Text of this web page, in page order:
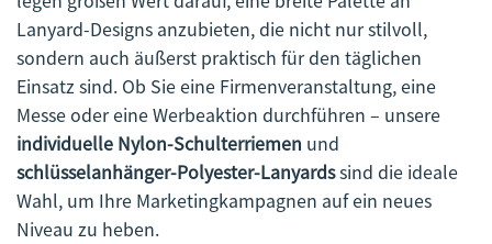
Lanyard-Designs anzubieten, die nicht nur stilvoll,
sondern auch äußerst praktisch für den täglichen
Einsatz sind. Ob Sie eine Firmenveranstaltung, eine
Messe oder eine Werbeaktion durchführen – unsere
individuelle Nylon-Schulterriemen und
schlüsselanhänger-Polyester-Lanyardssind die ideale
Wahl, um Ihre Marketingkampagnen auf ein neues
Niveau zu heben.